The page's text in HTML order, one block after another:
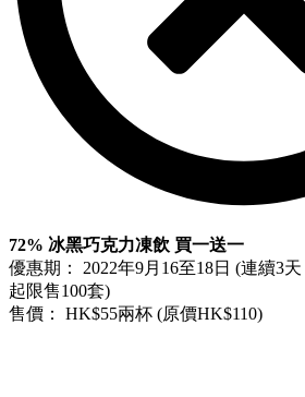
72% 冰黑巧克力凍飲 買一送一
優惠期： 2022年9月16至18日 (連續3
起限售100套)
售價： HK$55兩杯 (原價HK$110)